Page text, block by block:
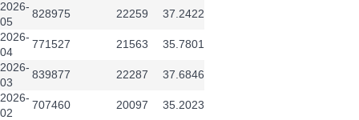
2026-
05
828975 22259
37.2422
2026-
04
771527 21563
35.7801
2026-
03
839877 22287
37.6846
2026-
02
707460 20097
35.2023